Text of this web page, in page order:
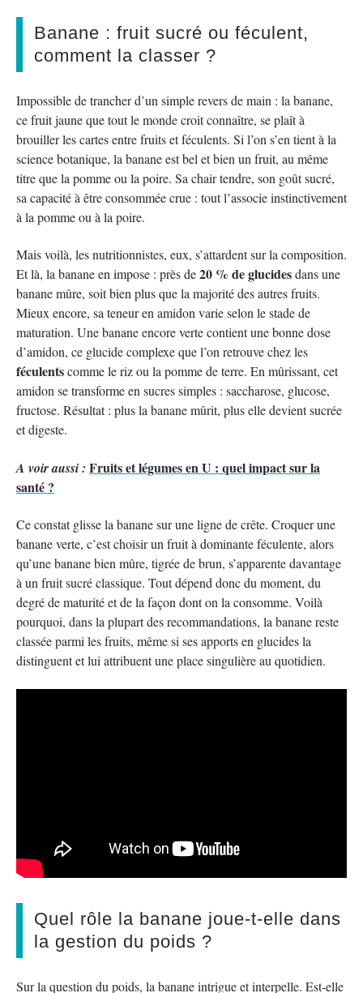
Banane : fruit sucré ou féculent,
comment la classer ?
Impossible de trancher d’un simple revers de main : la banane,
ce fruit jaune que tout le monde croit connaître, se plaît à
brouiller les cartes entre fruits et féculents. Si l’on s’en tient à la
science botanique, la banane est bel et bien un fruit, au même
titre que la pomme ou la poire. Sa chair tendre, son goût sucré,
sa capacité à être consommée crue : tout l’associe instinctivement
à la pomme ou à la poire.
Mais voilà, les nutritionnistes, eux, s’attardent sur la composition.
Et là, la banane en impose : près de20 % de glucidesdans une
banane mûre, soit bien plus que la majorité des autres fruits.
Mieux encore, sa teneur en amidon varie selon le stade de
maturation. Une banane encore verte contient une bonne dose
d’amidon, ce glucide complexe que l’on retrouve chez les
féculentscomme le riz ou la pomme de terre. En mûrissant, cet
amidon se transforme en sucres simples : saccharose, glucose,
fructose. Résultat : plus la banane mûrit, plus elle devient sucrée
et digeste.
A voir aussi : Fruits et légumes en U : quel impact sur la
santé ?
Ce constat glisse la banane sur une ligne de crête. Croquer une
banane verte, c’est choisir un fruit à dominante féculente, alors
qu’une banane bien mûre, tigrée de brun, s’apparente davantage
à un fruit sucré classique. Tout dépend donc du moment, du
degré de maturité et de la façon dont on la consomme. Voilà
pourquoi, dans la plupart des recommandations, la banane reste
classée parmi les fruits, même si ses apports en glucides la
distinguent et lui attribuent une place singulière au quotidien.
Quel rôle la banane joue-t-elle dans
la gestion du poids ?
Sur la question du poids, la banane intrigue et interpelle. Est-elle